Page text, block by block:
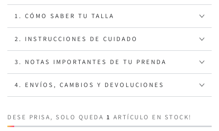
1. CÓMO SABER TU TALLA
2. INSTRUCCIONES DE CUIDADO
3. NOTAS IMPORTANTES DE TU PRENDA
4. ENVÍOS, CAMBIOS Y DEVOLUCIONES
DESE PRISA, SOLO QUEDA 1 ARTÍCULO EN STOCK!